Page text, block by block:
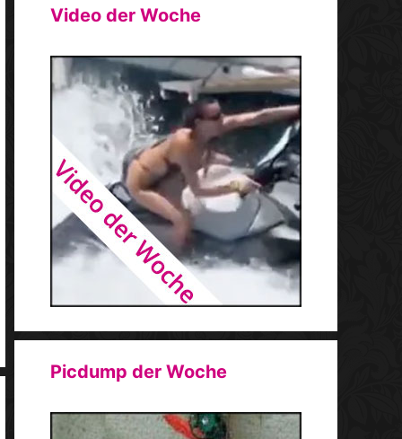
Video der Woche
Picdump der Woche